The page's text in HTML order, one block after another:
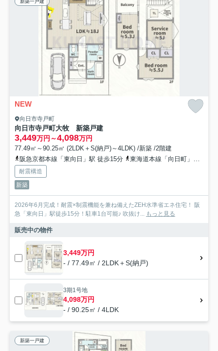
新築一戸建
NEW
向日市寺戸町
向日市寺戸町大牧 新築戸建
3,449万円～4,098万円
77.49㎡～90.25㎡ (2LDK＋S(納戸)～4LDK) /新築 /2階建
阪急京都本線「東向日」駅 徒歩15分
東海道本線「向日町」駅 徒歩20分
耐震構造
新築
2026年6月完成！耐震×制震機能を兼ね備えたZEH水準省エネ住宅！ 阪
急「東向日」駅徒歩15分！駐車1台可能♪ 吹抜け... もっと見る
販売中の物件
3,449万円
- / 77.49㎡ / 2LDK＋S(納戸)
3期1号地
4,098万円
- / 90.25㎡ / 4LDK
新築一戸建